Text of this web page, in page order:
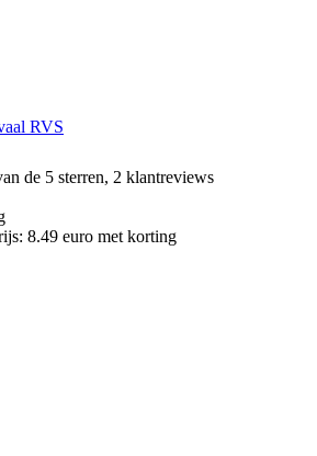
RVS
de 5 sterren, 2 klantreviews
8.49 euro met korting